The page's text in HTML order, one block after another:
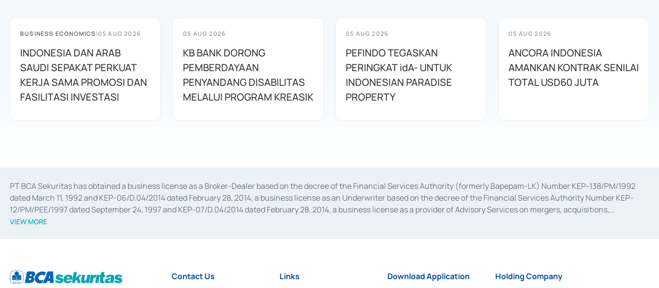
BUSINESS ECONOMICS|05 AUG 2026
INDONESIA DAN ARAB
SAUDI SEPAKAT PERKUAT
KERJA SAMA PROMOSI DAN
FASILITASI INVESTASI
05 AUG 2026
KB BANK DORONG
PEMBERDAYAAN
PENYANDANG DISABILITAS
MELALUI PROGRAM KREASIK
05 AUG 2026
PEFINDO TEGASKAN
PERINGKAT idA- UNTUK
INDONESIAN PARADISE
PROPERTY
05 AUG 2026
ANCORA INDONESIA
AMANKAN KONTRAK SENILAI
TOTAL USD60 JUTA
PT BCA Sekuritas has obtained a business license as a Broker-Dealer based on the decree of the Financial Services Authority (formerly Bapepam-LK) Number KEP-138/PM/1992
dated March 11, 1992 and KEP-06/D.04/2014 dated February 28, 2014, a business license as an Underwriter based on the decree of the Financial Services Authority Number KEP-
12/PM/PEE/1997 dated September 24, 1997 and KEP-07/D.04/2014 dated February 28, 2014, a business license as a provider of Advisory Services on mergers, acquisitions,
divestments, and joint ventures based on the decree of the Financial Services Authority Number S-67/PM.21/2014 dated February 28, 2014, a business license as a provider of
Settlement of Commercial Paper Transactions whose license was issued in 2018.
VIEW MORE
Contact Us Links Download Application Holding Company